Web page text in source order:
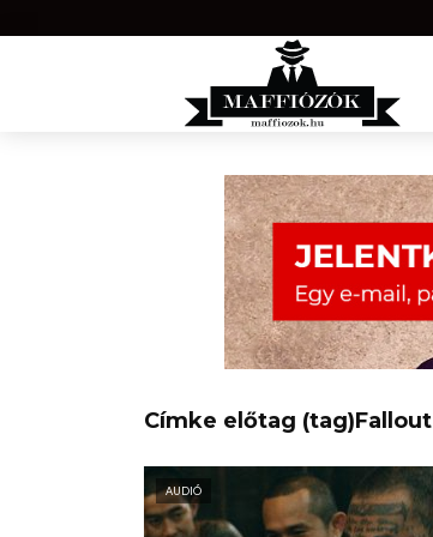
Címke előtag (tag)Fallout
AUDIÓ